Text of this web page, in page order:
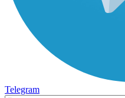
Telegram